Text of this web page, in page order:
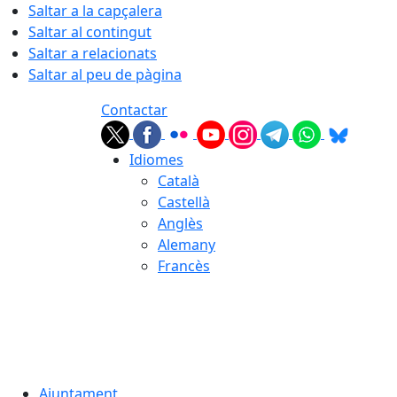
Saltar a la capçalera
Saltar al contingut
Saltar a relacionats
Saltar al peu de pàgina
Contactar
Idiomes
Català
Castellà
Anglès
Alemany
Francès